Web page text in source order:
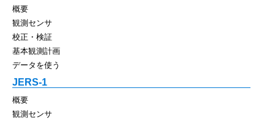
概要
観測センサ
校正・検証
基本観測計画
データを使う
JERS-1
概要
観測センサ